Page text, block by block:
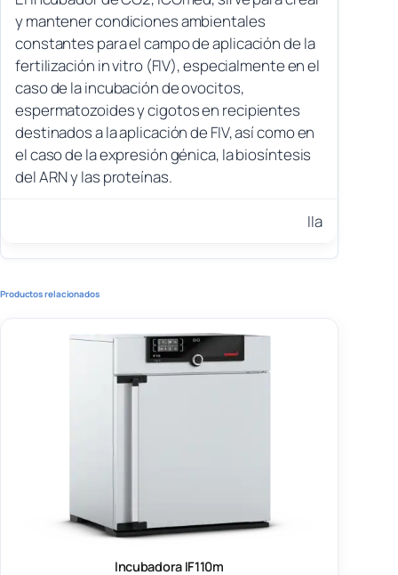
y mantener condiciones ambientales
constantes para el campo de aplicación de la
fertilización in vitro (FIV), especialmente en el
caso de la incubación de ovocitos,
espermatozoides y cigotos en recipientes
destinados a la aplicación de FIV, así como en
el caso de la expresión génica, la biosíntesis
del ARN y las proteínas.
IIa
Productos relacionados
Incubadora IF110m